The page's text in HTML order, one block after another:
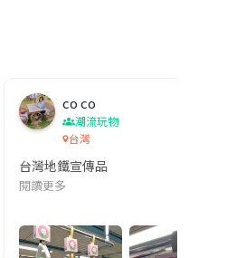
—— 表面上是一間公司的職員,但
co co
潮流玩物
台灣
台灣地鐵宣傳品
閱讀更多